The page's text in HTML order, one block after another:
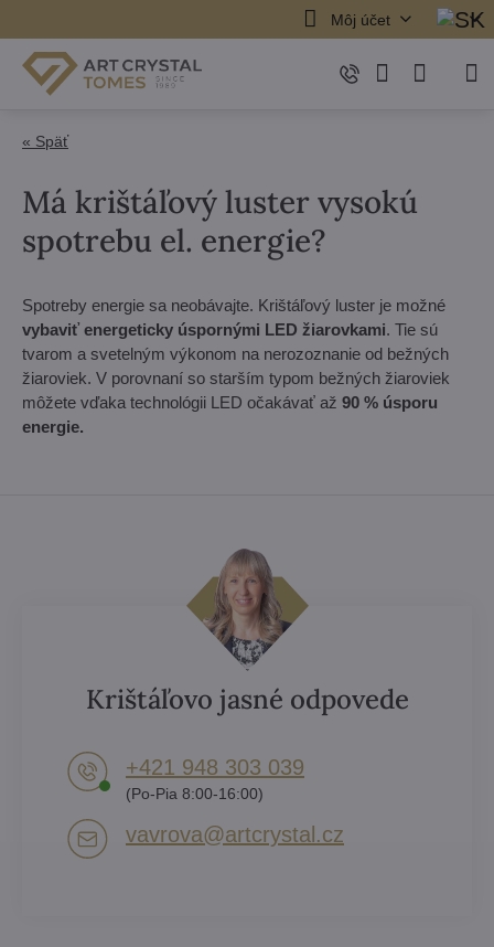
Môj účet
« Späť
Má krištáľový luster vysokú
spotrebu el. energie?
Spotreby energie sa neobávajte. Krištáľový luster je možné
vybaviť energeticky úspornými LED žiarovkami. Tie sú
tvarom a svetelným výkonom na nerozoznanie od bežných
žiaroviek. V porovnaní so starším typom bežných žiaroviek
môžete vďaka technológii LED očakávať až 90 % úsporu
energie.
Krištáľovo jasné odpovede
+421 948 303 039
(Po-Pia 8:00-16:00)
vavrova​@artcrystal​.cz